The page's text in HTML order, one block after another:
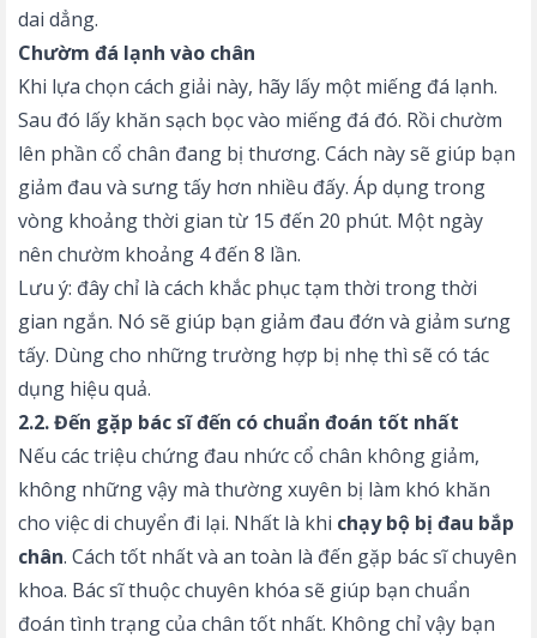
dai dẳng.
Chườm đá lạnh vào chân
Khi lựa chọn cách giải này, hãy lấy một miếng đá lạnh.
Sau đó lấy khăn sạch bọc vào miếng đá đó. Rồi chườm
lên phần cổ chân đang bị thương. Cách này sẽ giúp bạn
giảm đau và sưng tấy hơn nhiều đấy. Áp dụng trong
vòng khoảng thời gian từ 15 đến 20 phút. Một ngày
nên chườm khoảng 4 đến 8 lần.
Lưu ý: đây chỉ là cách khắc phục tạm thời trong thời
gian ngắn. Nó sẽ giúp bạn giảm đau đớn và giảm sưng
tấy. Dùng cho những trường hợp bị nhẹ thì sẽ có tác
dụng hiệu quả.
2.2. Đến gặp bác sĩ đến có chuẩn đoán tốt nhất
Nếu các triệu chứng đau nhức cổ chân không giảm,
không những vậy mà thường xuyên bị làm khó khăn
cho việc di chuyển đi lại. Nhất là khi chạy bộ bị đau bắp
chân. Cách tốt nhất và an toàn là đến gặp bác sĩ chuyên
khoa. Bác sĩ thuộc chuyên khóa sẽ giúp bạn chuẩn
đoán tình trạng của chân tốt nhất. Không chỉ vậy bạn